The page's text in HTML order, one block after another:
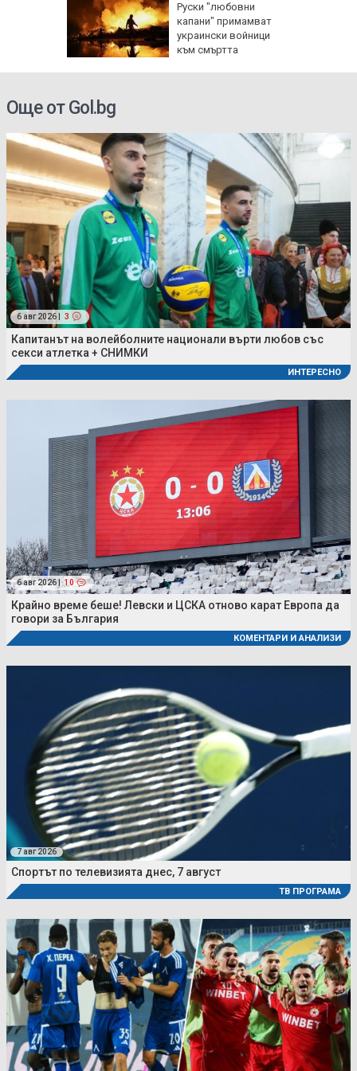
Руски "любовни
капани" примамват
украински войници
към смъртта
Още от Gol.bg
6 авг 2026 | 3
Капитанът на волейболните национали върти любов със
секси атлетка + СНИМКИ
ИНТЕРЕСНО
6 авг 2026 | 10
Крайно време беше! Левски и ЦСКА отново карат Европа да
говори за България
КОМЕНТАРИ И АНАЛИЗИ
7 авг 2026
Спортът по телевизията днес, 7 август
ТВ ПРОГРАМА